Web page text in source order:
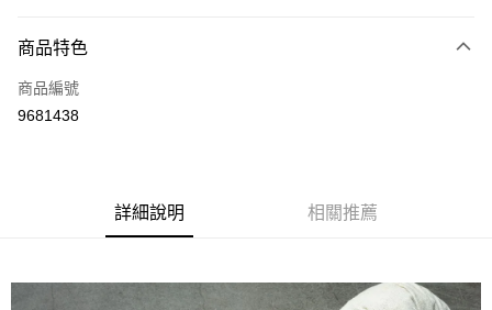
Apple Pay
街口支付
相關說明
商品特色
商品編號
9681438
詳細說明 相關推薦